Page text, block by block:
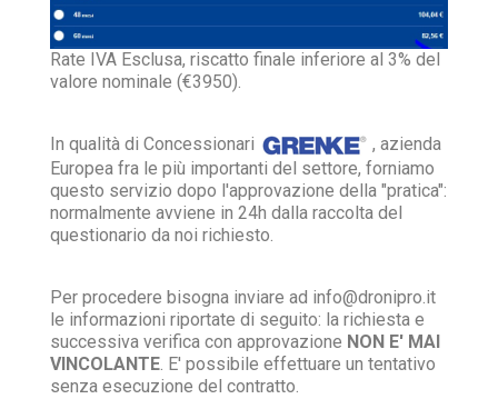
Rate IVA Esclusa, riscatto finale inferiore al 3% del
valore nominale (€3950).
In qualità di Concessionari
, azienda
Europea fra le più importanti del settore, forniamo
questo servizio dopo l'approvazione della "pratica":
normalmente avviene in 24h dalla raccolta del
questionario da noi richiesto.
Per procedere bisogna inviare ad info@dronipro.it
le informazioni riportate di seguito: la richiesta e
successiva verifica con approvazione NON E' MAI
VINCOLANTE. E' possibile effettuare un tentativo
senza esecuzione del contratto.